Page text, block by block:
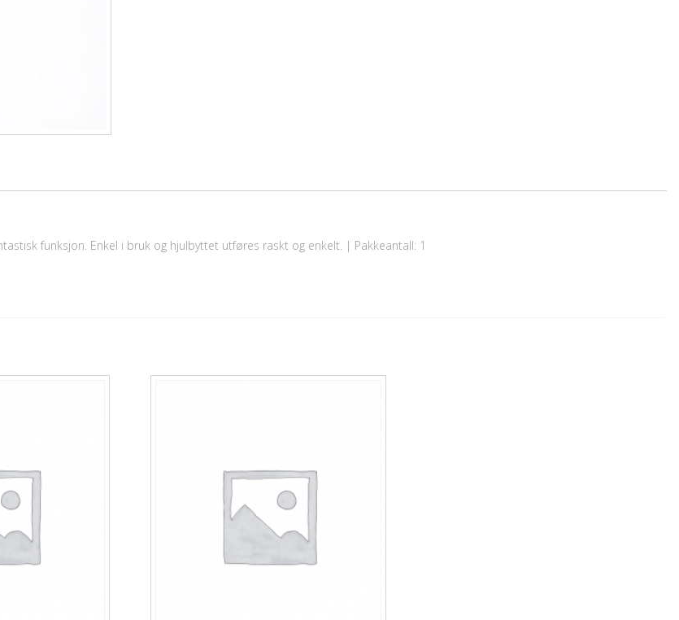
funksjon. Enkel i bruk og hjulbyttet utføres raskt og enkelt. | Pakkeantall: 1